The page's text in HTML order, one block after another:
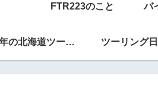
FTR223のこと バ
2023年の北海道ツーリング ツーリング